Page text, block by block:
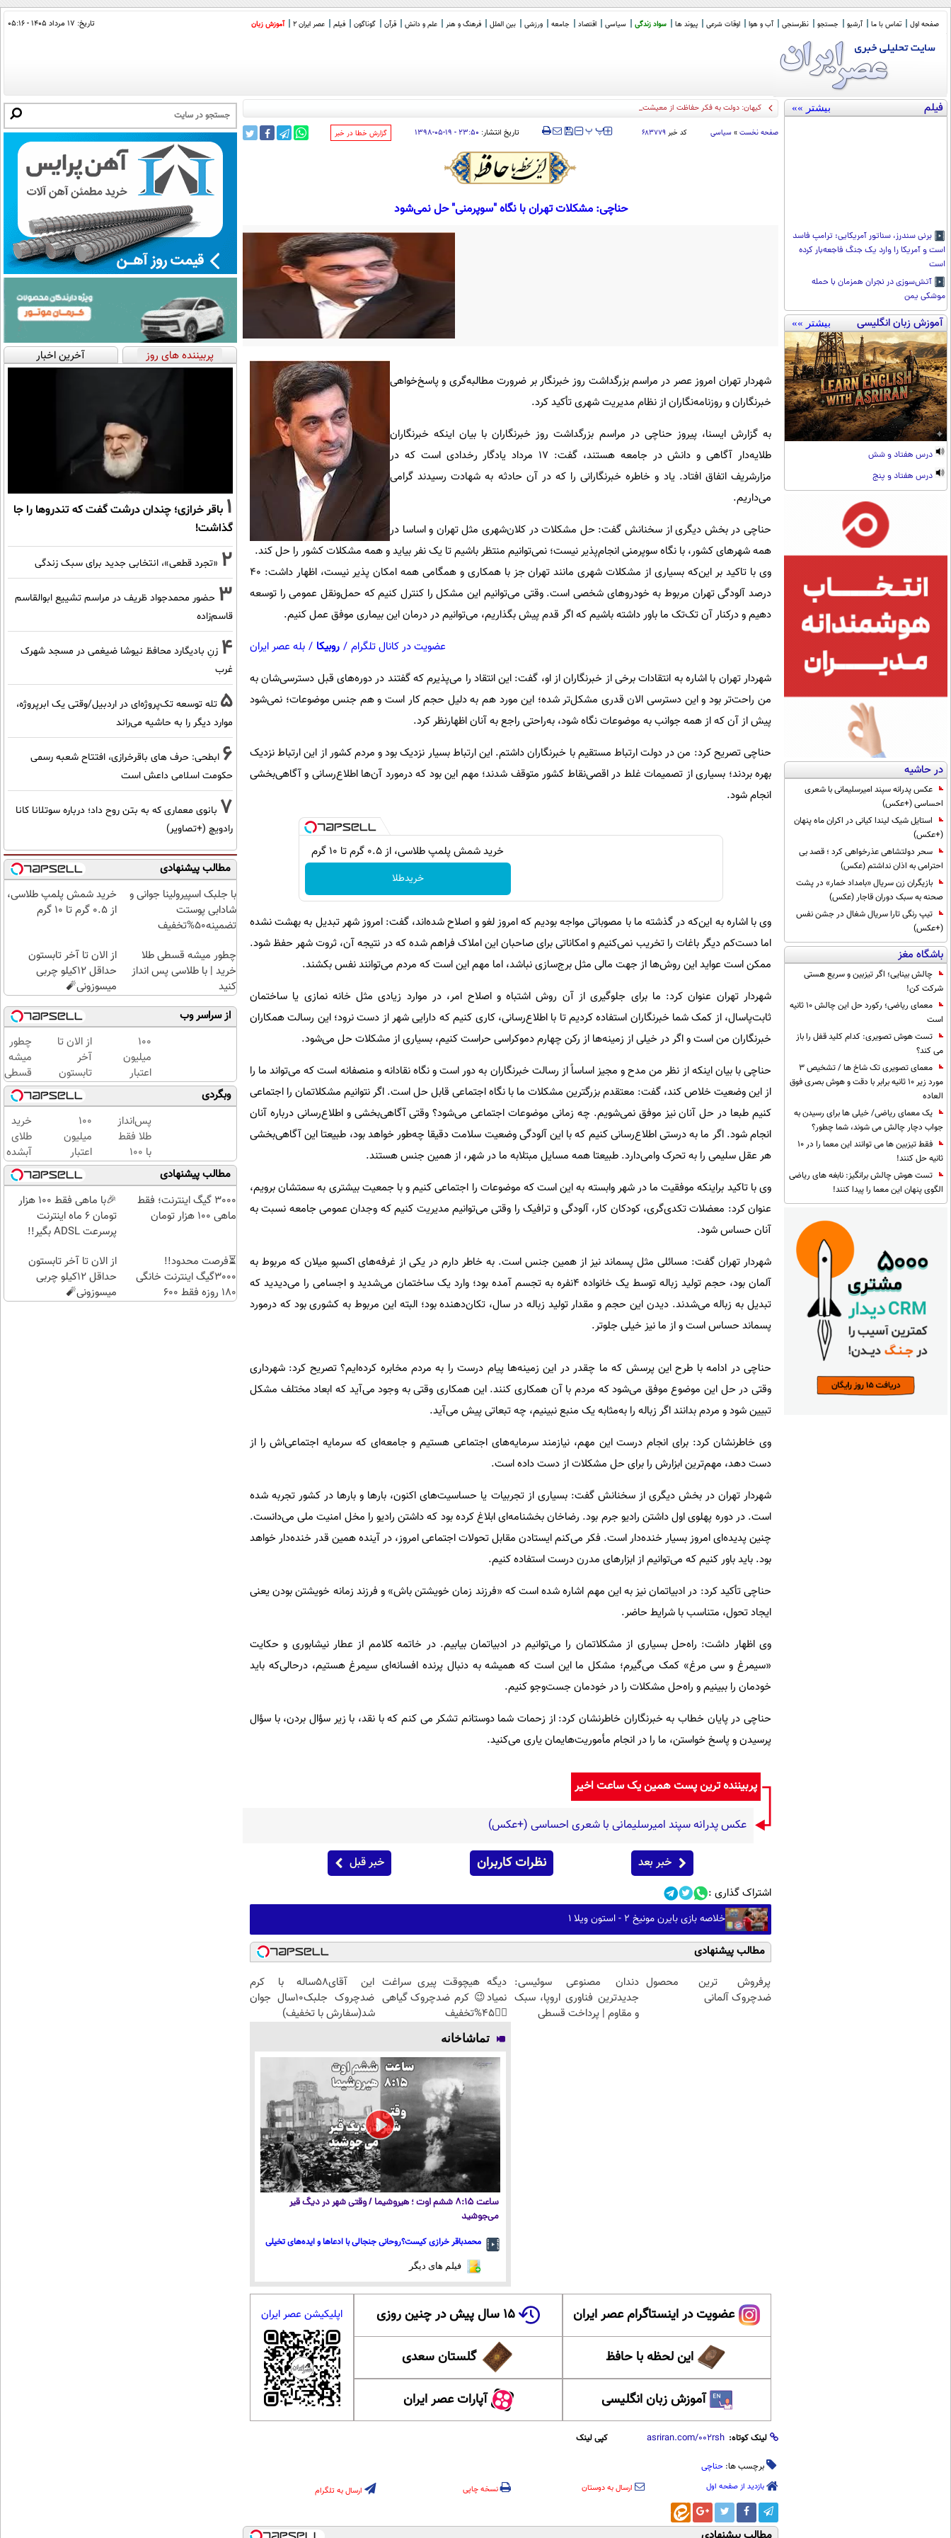
صفحه اول تماس با ما آرشیو جستجو نظرسنجی آب و هوا اوقات شرعی پیوند ها سواد زندگی سیاسی اقتصاد جامعه ورزشی بین الملل فرهنگ و هنر علم و دانش قرآن گوناگون فیلم عصر ایران 2 آموزش زبان تاریخ: ۱۷ مرداد ۱۴۰۵ - ۰۵:۱۶
فیلم بیشتر »»
برنی سندرز، سناتور آمریکایی: ترامپ فاسد
است و آمریکا را وارد یک جنگ فاجعه‌بار کرده
است
آتش‌سوزی در نجران همزمان با حمله
موشکی یمن
آموزش زبان انگلیسی بیشتر »»
درس هفتاد و شش
درس هفتاد و پنج
در حاشیه
عکس پدرانه سپند امیرسلیمانی با شعری
احساسی (+عکس)
استایل شیک لیندا کیانی در اکران ماه پنهان
(+عکس)
سحر دولتشاهی عذرخواهی کرد ؛ قصد بی
احترامی به اذان نداشتم (عکس)
بازیگران زن سریال «بامداد خمار» در پشت
صحنه به سبک دوران قاجار (عکس)
تیپ رنگی تارا سریال شغال در جشن نفس
(+عکس)
باشگاه مغز
چالش بینایی؛ اگر تیزبین و سریع هستی
شرکت کن!
معمای ریاضی؛ رکورد حل این چالش 10 ثانیه
است
تست هوش تصویری: کدام کلید قفل را باز
می کند؟
معمای تصویری تک شاخ ها / تشخیص 3
مورد زیر 10 ثانیه برابر با دقت و هوش بصری فوق
العاده
یک معمای ریاضی/ خیلی ها برای رسیدن به
جواب دچار چالش می شوند، شما چطور؟
فقط تیزبین ها می توانند این معما را در 10
ثانیه حل کنند!
تست هوش چالش برانگیز: نابغه های ریاضی
الگوی پنهان این معما را پیدا کنند!
کیهان: دولت به فکر حفاظت از معیشت مردم نیست
صفحه نخست » سیاسی کد خبر۶۸۳۷۷۹ ‍‍‍ پ پ تاریخ انتشار: ۲۳:۵۰ - ۱۹-۰۵-۱۳۹۸ ‌گزارش خطا در خبر
حناچی: مشکلات تهران با نگاه "سوپرمنی" حل نمی‌شود
شهردار تهران امروز عصر در مراسم بزرگداشت روز خبرنگار بر ضرورت مطالبه‌گری و پاسخ‌خواهی
خبرنگاران و روزنامه‌نگاران از نظام مدیریت شهری تأکید کرد.
به گزارش ایسنا، پیروز حناچی در مراسم بزرگداشت روز خبرنگاران با بیان اینکه خبرنگاران
طلایه‌دار آگاهی و دانش در جامعه هستند، گفت: ١٧ مرداد یادگار رخدادی است که در
مزارشریف اتفاق افتاد. یاد و خاطره خبرنگارانی را که در آن حادثه به شهادت رسیدند گرامی
می‌داریم.
حناچی در بخش دیگری از سخنانش گفت: حل مشکلات در کلان‌شهری مثل تهران و اساسا در
همه شهرهای کشور، با نگاه سوپرمنی انجام‌پذیر نیست؛ نمی‌توانیم منتظر باشیم تا یک نفر بیاید و همه مشکلات کشور را حل کند.
وی با تاکید بر این‌که بسیاری از مشکلات شهری مانند تهران جز با همکاری و همگامی همه امکان پذیر نیست، اظهار داشت: ۴٠
درصد آلودگی تهران مربوط به خودروهای شخصی است. وقتی می‌توانیم این مشکل را کنترل کنیم که حمل‌ونقل عمومی را توسعه
دهیم و درکنار آن تک‌تک ما باور داشته باشیم که اگر قدم پیش بگذاریم، می‌توانیم در درمان این بیماری موفق عمل کنیم.
عضویت در کانال تلگرام / روبیکا / بله عصر ایران
شهردار تهران با اشاره به انتقادات برخی از خبرنگاران از او، گفت: این انتقاد را می‌پذیرم که گفتند در دوره‌های قبل دسترسی‌شان به
من راحت‌تر بود و این دسترسی الان قدری مشکل‌تر شده؛ این مورد هم به دلیل حجم کار است و هم جنس موضوعات؛ نمی‌شود
پیش از آن که از همه جوانب به موضوعات نگاه شود، به‌راحتی راجع به آنان اظهارنظر کرد.
حناچی تصریح کرد: من در دولت ارتباط مستقیم با خبرنگاران داشتم. این ارتباط بسیار نزدیک بود و مردم کشور از این ارتباط نزدیک
بهره بردند؛ بسیاری از تصمیمات غلط در اقصی‌نقاط کشور متوقف شدند؛ مهم این بود که درمورد آن‌ها اطلاع‌رسانی و آگاهی‌بخشی
انجام شود.
خرید شمش پلمپ طلاسی، از ۰.۵ گرم تا ۱۰ گرم
خریدطلا
وی با اشاره به این‌که در گذشته ما با مصوباتی مواجه بودیم که امروز لغو و اصلاح شده‌اند، گفت: امروز شهر تبدیل به بهشت نشده
اما دست‌کم دیگر باغات را تخریب نمی‌کنیم و امکاناتی برای صاحبان این املاک فراهم شده که در نتیجه آن، ثروت شهر حفظ شود.
ممکن است عواید این روش‌ها از جهت مالی مثل برج‌سازی نباشد، اما مهم این است که مردم می‌توانند نفس بکشند.
شهردار تهران عنوان کرد: ما برای جلوگیری از آن روش اشتباه و اصلاح امر، در موارد زیادی مثل خانه نمازی یا ساختمان
ثابت‌پاسال، از کمک شما خبرنگاران استفاده کردیم تا با اطلاع‌رسانی، کاری کنیم که دارایی شهر از دست نرود؛ این رسالت همکاران
خبرنگاران من است و اگر در خیلی از زمینه‌ها از رکن چهارم دموکراسی حراست کنیم، بسیاری از مشکلات حل می‌شود.
حناچی با بیان اینکه از نظر من مدح و مجیز اساساً از رسالت خبرنگاران به دور است و نگاه نقادانه و منصفانه است که می‌تواند ما را
از این وضعیت خلاص کند، گفت: معتقدم بزرگترین مشکلات ما با نگاه اجتماعی قابل حل است. اگر نتوانیم مشکلاتمان را اجتماعی
کنیم طبعا در حل آنان نیز موفق نمی‌شویم. چه زمانی موضوعات اجتماعی می‌شود؟ وقتی آگاهی‌بخشی و اطلاع‌رسانی درباره آنان
انجام شود. اگر ما به درستی اطلاع‌رسانی کنیم که با این آلودگی وضعیت سلامت دقیقا چه‌طور خواهد بود، طبیعتا این آگاهی‌بخشی
هر عقل سلیمی را به تحرک وامی‌دارد. طبیعتا همه مسایل مبتلابه ما در شهر، از همین جنس هستند.
وی با تاکید براینکه موفقیت ما در شهر وابسته به این است که موضوعات را اجتماعی کنیم و با جمعیت بیشتری به سمتشان برویم،
عنوان کرد: معضلات تکدی‌گری، کودکان کار، آلودگی و ترافیک را وقتی می‌توانیم مدیریت کنیم که وجدان عمومی جامعه نسبت به
آنان حساس شود.
شهردار تهران گفت: مسائلی مثل پسماند نیز از همین جنس است. به خاطر دارم در یکی از غرفه‌های اکسپو میلان که مربوط به
آلمان بود، حجم تولید زباله توسط یک خانواده ۴نفره به تجسم آمده بود؛ وارد یک ساختمان می‌شدید و اجسامی را می‌دیدید که
تبدیل به زباله می‌شدند. دیدن این حجم و مقدار تولید زباله در سال، تکان‌دهنده بود؛ البته این مربوط به کشوری بود که درمورد
پسماند حساس است و از ما نیز خیلی جلوتر.
حناچی در ادامه با طرح این پرسش که ما چقدر در این زمینه‌ها پیام درست را به مردم مخابره کرده‌ایم؟ تصریح کرد: شهرداری
وقتی در حل این موضوع موفق می‌شود که مردم با آن همکاری کنند. این همکاری وقتی به وجود می‌آید که ابعاد مختلف مشکل
تبیین شود و مردم بدانند اگر زباله را به‌مثابه یک منبع نبینیم، چه تبعاتی پیش می‌آید.
وی خاطرنشان کرد: برای انجام درست این مهم، نیازمند سرمایه‌های اجتماعی هستیم و جامعه‌ای که سرمایه اجتماعی‌اش را از
دست دهد، مهم‌ترین ابزارش را برای حل مشکلات از دست داده است.
شهردار تهران در بخش دیگری از سخنانش گفت: بسیاری از تجربیات یا حساسیت‌های اکنون، بارها و بارها در کشور تجربه شده
است. در دوره پهلوی اول داشتن رادیو جرم بود. رضاخان بخشنامه‌ای ابلاغ کرده بود که داشتن رادیو را مخل امنیت ملی می‌دانست.
چنین پدیده‌ای امروز بسیار خنده‌دار است. فکر می‌کنم ایستادن مقابل تحولات اجتماعی امروز، در آینده همین قدر خنده‌دار خواهد
بود. باید باور کنیم که می‌توانیم از ابزارهای مدرن درست استفاده کنیم.
حناچی تأکید کرد: در ادبیاتمان نیز به این مهم اشاره شده است که «فرزند زمان خویشتن باش» و فرزند زمانه خویشتن بودن یعنی
ایجاد تحول، متناسب با شرایط حاضر.
وی اظهار داشت: راه‌حل بسیاری از مشکلاتمان را می‌توانیم در ادبیاتمان بیابیم. در خاتمه کلامم از عطار نیشابوری و حکایت
«سیمرغ و سی مرغ» کمک می‌گیرم؛ مشکل ما این است که همیشه به دنبال پرنده افسانه‌ای سیمرغ هستیم، درحالی‌که باید
خودمان را ببینیم و راه‌حل مشکلات را در خودمان جست‌وجو کنیم.
حناچی در پایان خطاب به خبرنگاران خاطرنشان کرد: از زحمات شما دوستانم تشکر می کنم که با نقد، با زیر سؤال بردن، با سؤال
پرسیدن و پاسخ خواستن، ما را در انجام مأموریت‌هایمان یاری می‌کنید.
پربیننده ترین پست همین یک ساعت اخیر
عکس پدرانه سپند امیرسلیمانی با شعری احساسی (+عکس)
خبر بعد نظرات کاربران خبر قبل
اشتراک گذاری :
خلاصه بازی بایرن مونیخ ۲ - استون ویلا ۱
مطالب پیشنهادی
پرفروش ترین محصول
ضدچروک آلمانی
دندان مصنوعی سوئیسی:
جدیدترین فناوری اروپا، سبک
و مقاوم | پرداخت قسطی
دیگه هیچوقت پیری سراغت
نمیاد😉 کرم ضدچروک گیاهی
👈🏻45%تخفیف
این آقای58ساله با کرم
ضدچروک جلبک10سال جوان
شد(سفارش با تخفیف)
تماشاخانه
ساعت ۸:۱۵ ششم اوت ؛ هیروشیما / وقتی شهر در دیگ قیر
می‌جوشید
محمدباقر خرازی کیست؟روحانی جنجالی با ادعاها و ایده‌های تخیلی
فیلم های دیگر
عضویت در اینستاگرام عصر ایران ۱۵ سال پیش در چنین روزی
این لحظه با حافظ گلستان سعدی
آموزش زبان انگلیسی آپارات عصر ایران
اپلیکیشن عصر ایران
لینک کوتاه: کپی لینک
برچسب ها: حناچی
بازدید از صفحه اول ارسال به دوستان نسخه چاپی ارسال به تلگرام
پربیننده های روز آخرین اخبار
1 باقر خرازی؛ چندان درشت گفت که تندروها را جا
گذاشت!
2 «تجرد قطعی»، انتخابی جدید برای سبک زندگی
3 حضور محمدجواد ظریف در مراسم تشییع ابوالقاسم
قاسم‌زاده
4 زنِ بادیگارد محافظ نیوشا ضیغمی در مسجد شهرک
غرب
5 تله توسعه تک‌پروژه‌ای در اردبیل/وقتی یک ابرپروژه،
موارد دیگر را به حاشیه می‌راند
6 ابطحی: حرف های باقرخرازی، افتتاح شعبه رسمی
حکومت اسلامی داعش است
7 بانوی معماری که به بتن روح داد؛ درباره سوتلانا کانا
رادویچ (+تصاویر)
مطالب پیشنهادی
با جلبک اسپیرولینا جوانی و
شادابی پوستت
تضمینه50%تخفیف
خرید شمش پلمپ طلاسی،
از ۰.۵ گرم تا ۱۰ گرم
چطور میشه قسطی طلا
خرید | با طلاسی پس انداز
کنید
از الان تا آخر تابستون
حداقل 12کیلو چربی
میسوزونی🧨
از سراسر وب
100
میلیون
اعتبار
خرید
طلای
آب
شده
بگیر
از الان تا
آخر
تابستون
حداقل
12کیلو
چربی
میسوزونی
🧨
چطور
میشه
قسطی
طلا
خرید |
با
طلاسی
پس
انداز
کنید
وبگردی
پس‌انداز
طلا فقط
با ۱۰۰
هزارتومان
(امن و
راحت)
100
میلیون
اعتبار
خرید
طلای
آب
شده
بگیر
خرید
طلای
آبشده
حتی با
۱۰۰هزارتومان
مطالب پیشنهادی
3000 گیگ اینترنت؛ فقط
ماهی 100 هزار تومان
🎉با ماهی فقط 100 هزار
تومان 6 ماه اینترنت
پرسرعت ADSL بگیر!!
⏳فرصت محدود!!
3000گیگ اینترنت خانگی
180 روزه فقط 600
از الان تا آخر تابستون
حداقل 12کیلو چربی
میسوزونی🧨